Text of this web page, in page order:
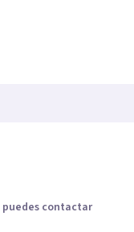
puedes contactar